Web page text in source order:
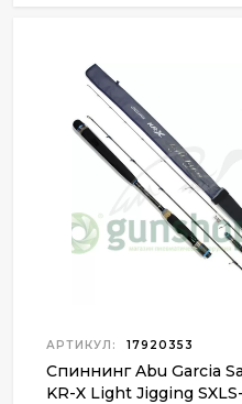
АРТИКУЛ: 17920353
Спиннинг Abu Garcia
KR-X Light Jigging